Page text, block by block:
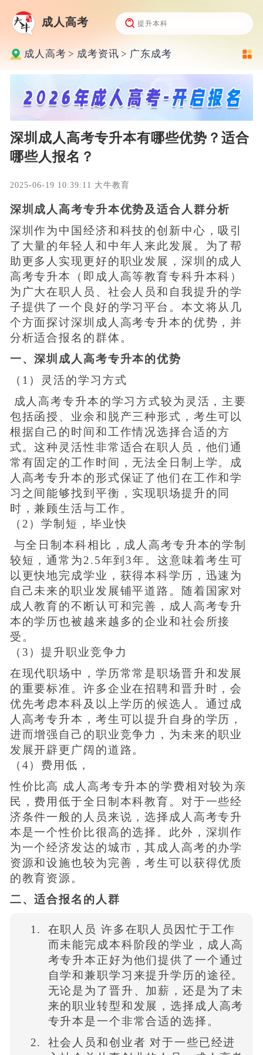
成人高考
成人高考 > 成考资讯 > 广东成考
深圳成人高考专升本有哪些优势？适合
哪些人报名？
2025-06-19 10:39:11 大牛教育
深圳成人高考专升本优势及适合人群分析
深圳作为中国经济和科技的创新中心，吸引
了大量的年轻人和中年人来此发展。为了帮
助更多人实现更好的职业发展，深圳的成人
高考专升本（即成人高等教育专科升本科）
为广大在职人员、社会人员和自我提升的学
子提供了一个良好的学习平台。本文将从几
个方面探讨深圳成人高考专升本的优势，并
分析适合报名的群体。
一、深圳成人高考专升本的优势
（1）灵活的学习方式
成人高考专升本的学习方式较为灵活，主要
包括函授、业余和脱产三种形式，考生可以
根据自己的时间和工作情况选择合适的方
式。这种灵活性非常适合在职人员，他们通
常有固定的工作时间，无法全日制上学。成
人高考专升本的形式保证了他们在工作和学
习之间能够找到平衡，实现职场提升的同
时，兼顾生活与工作。
（2）学制短，毕业快
与全日制本科相比，成人高考专升本的学制
较短，通常为2.5年到3年。这意味着考生可
以更快地完成学业，获得本科学历，迅速为
自己未来的职业发展铺平道路。随着国家对
成人教育的不断认可和完善，成人高考专升
本的学历也被越来越多的企业和社会所接
受。
（3）提升职业竞争力
在现代职场中，学历常常是职场晋升和发展
的重要标准。许多企业在招聘和晋升时，会
优先考虑本科及以上学历的候选人。通过成
人高考专升本，考生可以提升自身的学历，
进而增强自己的职业竞争力，为未来的职业
发展开辟更广阔的道路。
（4）费用低，
性价比高 成人高考专升本的学费相对较为亲
民，费用低于全日制本科教育。对于一些经
济条件一般的人员来说，选择成人高考专升
本是一个性价比很高的选择。此外，深圳作
为一个经济发达的城市，其成人高考的办学
资源和设施也较为完善，考生可以获得优质
的教育资源。
二、适合报名的人群
在职人员 许多在职人员因忙于工作
而未能完成本科阶段的学业，成人高
考专升本正好为他们提供了一个通过
自学和兼职学习来提升学历的途径。
无论是为了晋升、加薪，还是为了未
来的职业转型和发展，选择成人高考
专升本是一个非常合适的选择。
社会人员和创业者 对于一些已经进